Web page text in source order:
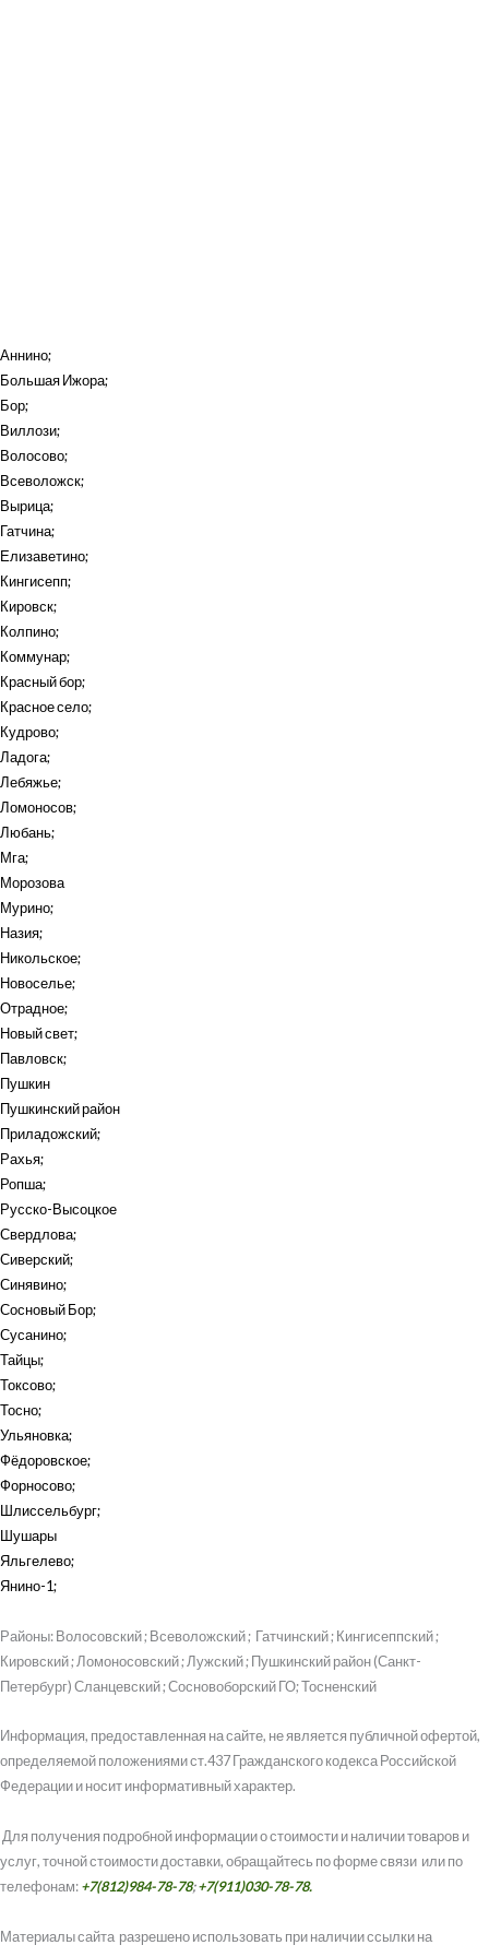
Аннино;
Большая Ижора;
Бор;
Виллози;
Волосово;
Всеволожск;
Вырица;
Гатчина;
Елизаветино;
Кингисепп;
Кировск;
Колпино;
Коммунар;
Красный бор;
Красное село;
Кудрово;
Ладога;
Лебяжье;
Ломоносов;
Любань;
Мга;
Морозова
Мурино;
Назия;
Никольское;
Новоселье;
Отрадное;
Новый свет;
Павловск;
Пушкин
Пушкинский район
Приладожский;
Рахья;
Ропша;
Русско-Высоцкое
Свердлова;
Сиверский;
Синявино;
Сосновый Бор;
Сусанино;
Тайцы;
Токсово;
Тосно;
Ульяновка;
Фёдоровское;
Форносово;
Шлиссельбург;
Шушары
Яльгелево;
Янино-1;
Районы: Волосовский ; Всеволожский ; Гатчинский ; Кингисеппский ;
Кировский ; Ломоносовский ; Лужский ; Пушкинский район (Санкт-
Петербург) Сланцевский ; Сосновоборский ГО; Тосненский
Информация, предоставленная на сайте, не является публичной офертой,
определяемой положениями ст.437 Гражданского кодекса Российской
Федерации и носит информативный характер.
Для получения подробной информации о стоимости и наличии товаров и
услуг, точной стоимости доставки, обращайтесь по форме связи или по
телефонам:+7(812)984-78-78;+7(911)030-78-78.
Материалы сайта разрешено использовать при наличии ссылки на